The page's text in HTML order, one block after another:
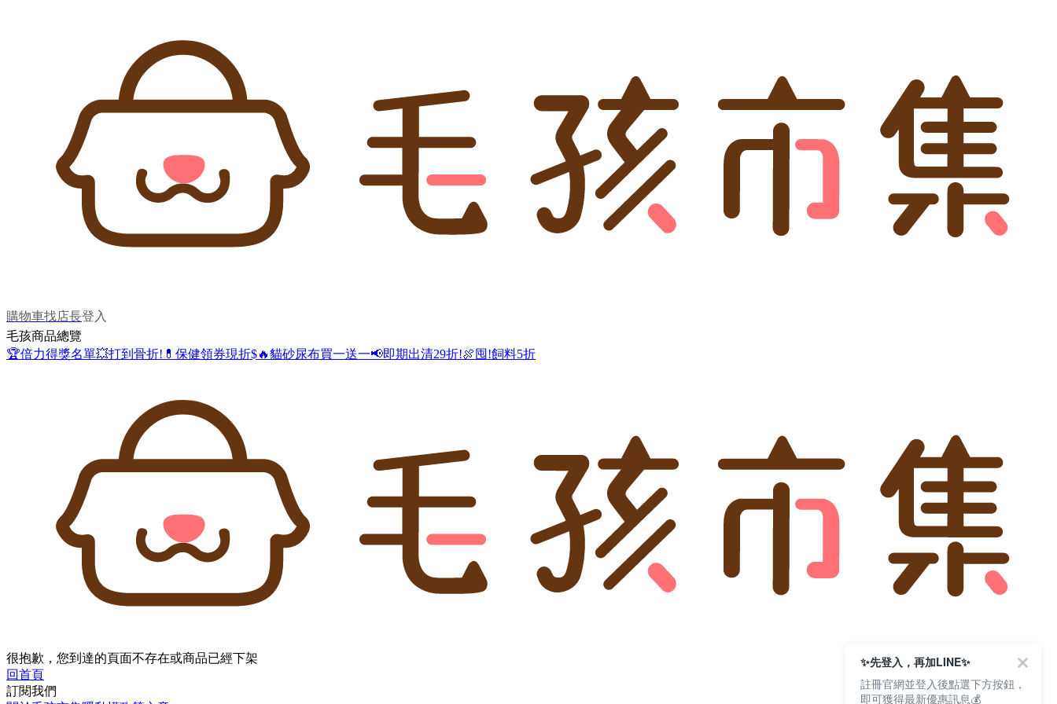
購物車找店長登入
毛孩商品總覽
🏆倍力得獎名單💥打到骨折! 💊保健領券現折$🔥貓砂尿布買一送一📢即期出清29折!🍖囤!飼料5折
很抱歉，您到達的頁面不存在或商品已經下架
回首頁
訂閱我們
✨先登入，再加LINE✨
註冊官網並登入後點選下方按鈕，
即可獲得最新優惠訊息💰